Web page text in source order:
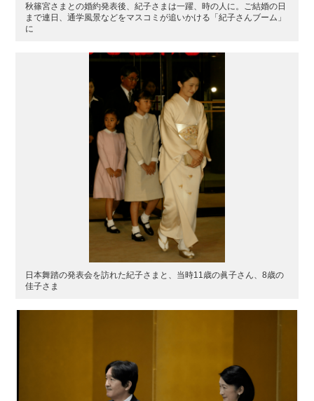
秋篠宮さまとの婚約発表後、紀子さまは一躍、時の人に。ご結婚の日
まで連日、通学風景などをマスコミが追いかける「紀子さんブーム」
に
日本舞踏の発表会を訪れた紀子さまと、当時11歳の眞子さん、8歳の
佳子さま